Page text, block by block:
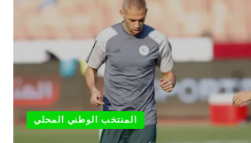
المنتخب الوطني المحلي